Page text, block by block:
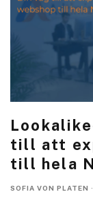
till att
till hela
SOFIA VON PLATEN ·